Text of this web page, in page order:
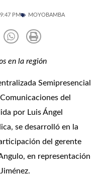
9:47 PM MOYOBAMBA
en la región
Semipresencial
del
por Luis Ángel
se desarrolló en la
del gerente
en representación